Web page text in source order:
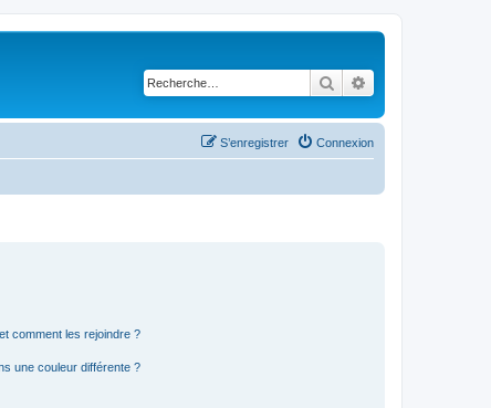
Rechercher
Connexion
S’enregistrer
comment les rejoindre ?
une couleur différente ?